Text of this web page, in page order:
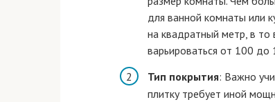
для ванной комнаты или
на квадратный метр, в
варьироваться от 100 до
Тип покрытия: Важно
плитку требует иной